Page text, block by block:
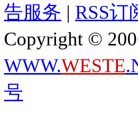
告服务 | RSS订
Copyright ©
WWW.WESTE
号